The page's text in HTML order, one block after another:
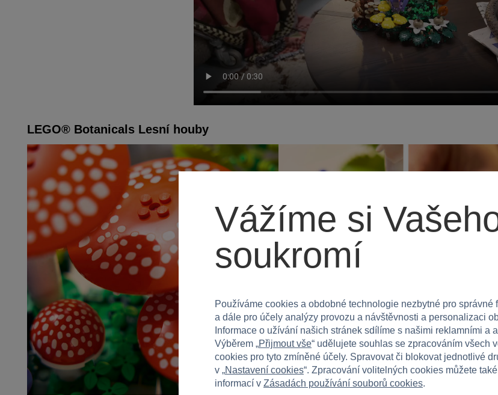
LEGO® Botanicals Lesní houby
Vážíme si
soukromí
Používáme cookies a obdobné technologie nezbytné pro správné
a dále pro účely analýzy provozu a návštěvnosti a personalizaci
Informace o užívání našich stránek sdílíme s našimi reklamními a
Výběrem „Přijmout vše“ udělujete souhlas se zpracováním všech
cookies pro tyto zmíněné účely. Spravovat či blokovat jednotlivé
v „Nastavení cookies“. Zpracování volitelných cookies můžete také
informací v Zásadách používání souborů cookies.